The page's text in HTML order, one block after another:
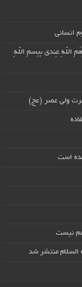
انسانی
اللّهِ عِندی بِبِسمِ اللّهِ
ولی عصر (عج)
است
نیست
السلام منتشر شد